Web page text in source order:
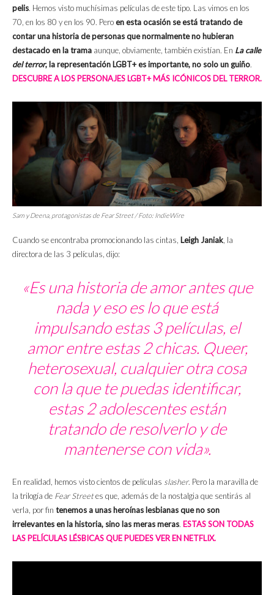
pelis. Hemos visto muchísimas películas de este tipo. Las vimos en los
70, en los 80 y en los 90. Peroen esta ocasión se está tratando de
contar una historia de personas que normalmente no hubieran
destacado en la trama aunque, obviamente, también existían. En La calle
del terror, la representación LGBT+ es importante, no solo un guiño.
DESCUBRE A LOS PERSONAJES LGBT+ MÁS ICÓNICOS DEL TERROR.
Sam y Deena, protagonistas de Fear Street/ Foto: IndieWire
Cuando se encontraba promocionando las cintas, Leigh Janiak, la
directora de las 3 películas, dijo:
«Es una historia de amor antes que
nada y eso es lo que está
impulsando estas 3 películas, el
amor entre estas 2 chicas. Queer,
heterosexual, cualquier otra cosa
con la que te puedas identificar,
estas 2 adolescentes están
tratando de resolverlo y de
mantenerse con vida».
En realidad, hemos visto cientos de películas slasher. Pero la maravilla de
la trilogía de Fear Streetes que, además de la nostalgia que sentirás al
verla, por fin tenemos a unas heroínas lesbianas que no son
irrelevantes en la historia, sino las meras meras. ESTAS SON TODAS
LAS PELÍCULAS LÉSBICAS QUE PUEDES VER EN NETFLIX.